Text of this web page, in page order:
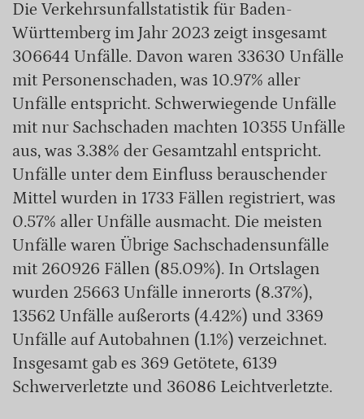
Die Verkehrsunfallstatistik für Baden-
Württemberg im Jahr 2023 zeigt insgesamt
306644 Unfälle. Davon waren 33630 Unfälle
mit Personenschaden, was 10.97% aller
Unfälle entspricht. Schwerwiegende Unfälle
mit nur Sachschaden machten 10355 Unfälle
aus, was 3.38% der Gesamtzahl entspricht.
Unfälle unter dem Einfluss berauschender
Mittel wurden in 1733 Fällen registriert, was
0.57% aller Unfälle ausmacht. Die meisten
Unfälle waren Übrige Sachschadensunfälle
mit 260926 Fällen (85.09%). In Ortslagen
wurden 25663 Unfälle innerorts (8.37%),
13562 Unfälle außerorts (4.42%) und 3369
Unfälle auf Autobahnen (1.1%) verzeichnet.
Insgesamt gab es 369 Getötete, 6139
Schwerverletzte und 36086 Leichtverletzte.